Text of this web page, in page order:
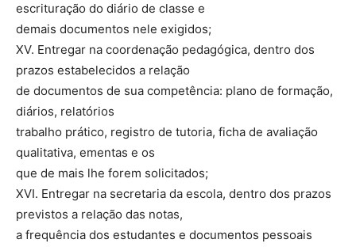
escrituração do diário de classe e
demais documentos nele exigidos;
XV. Entregar na coordenação pedagógica, dentro dos
prazos estabelecidos a relação
de documentos de sua competência: plano de formação,
diários, relatórios
trabalho prático, registro de tutoria, ficha de avaliação
qualitativa, ementas e os
que de mais lhe forem solicitados;
XVI. Entregar na secretaria da escola, dentro dos prazos
previstos a relação das notas,
a frequência dos estudantes e documentos pessoais